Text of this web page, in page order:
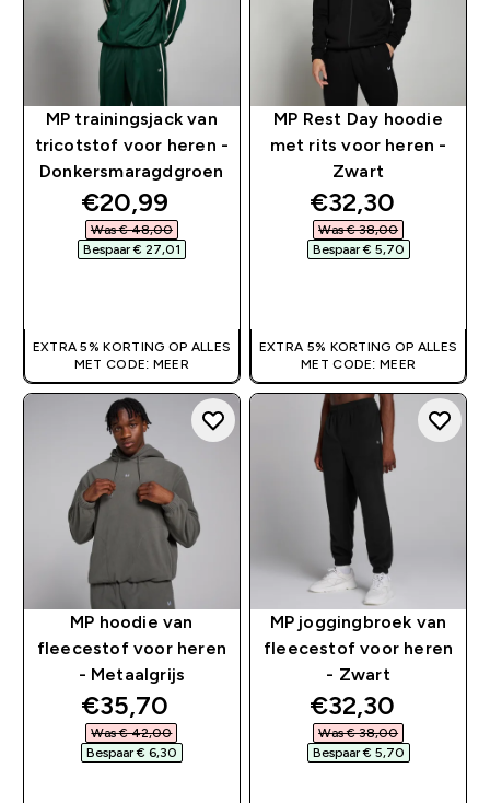
MP trainingsjack van
tricotstof voor heren -
Donkersmaragdgroen
discounted price
€20,99‎
Was € 48,00‎
Bespaar € 27,01‎
EXTRA 5% KORTING OP ALLES
MET CODE: MEER
MP Rest Day hoodie
met rits voor heren -
Zwart
discounted
€32,30‎
Was € 38,00‎
Bespaar € 5,70‎
EXTRA 5% KORTING OP ALLES
MET CODE: MEER
MP hoodie van
fleecestof voor heren
- Metaalgrijs
discounted price
€35,70‎
Was € 42,00‎
Bespaar € 6,30‎
MP joggingbroek van
fleecestof voor heren
- Zwart
discounted
€32,30‎
Was € 38,00‎
Bespaar € 5,70‎